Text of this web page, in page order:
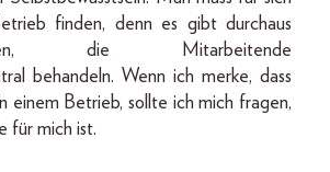
finden, denn es gibt durchaus
die Mitarbeitende
behandeln. Wenn ich merke, dass
einem Betrieb, sollte ich mich fragen,
für mich ist.